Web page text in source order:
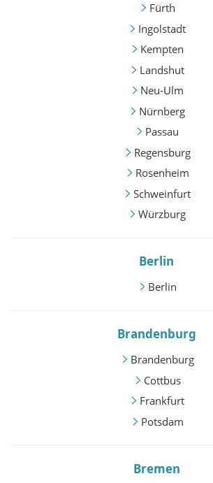
Fürth
Ingolstadt
Kempten
Landshut
Neu-Ulm
Nürnberg
Passau
Regensburg
Rosenheim
Schweinfurt
Würzburg
Berlin
Berlin
Brandenburg
Brandenburg
Cottbus
Frankfurt
Potsdam
Bremen